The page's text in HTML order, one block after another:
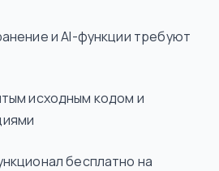
и AI-функции требуют
исходным кодом и
бесплатно на